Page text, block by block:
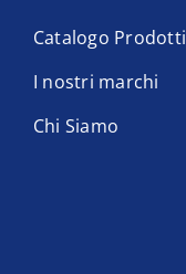
Catalogo Prodotti
I nostri marchi
Chi Siamo